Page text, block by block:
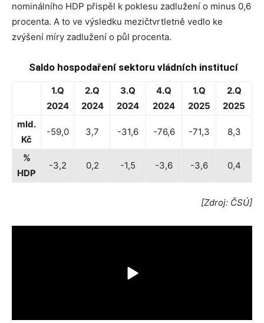
nominálního HDP přispěl k poklesu zadlužení o minus 0,6
procenta. A to ve výsledku mezičtvrtletně vedlo ke
zvýšení míry zadlužení o půl procenta.
Saldo hospodaření sektoru vládních institucí
1.Q
2024
2.Q
2024
3.Q
2024
4.Q
2024
1.Q
2025
2.Q
2025
mld.
Kč
-59,0 3,7 -31,6 -76,6 -71,3 8,3
%
HDP
-3,2 0,2 -1,5 -3,6 -3,6 0,4
[Zdroj: ČSÚ]